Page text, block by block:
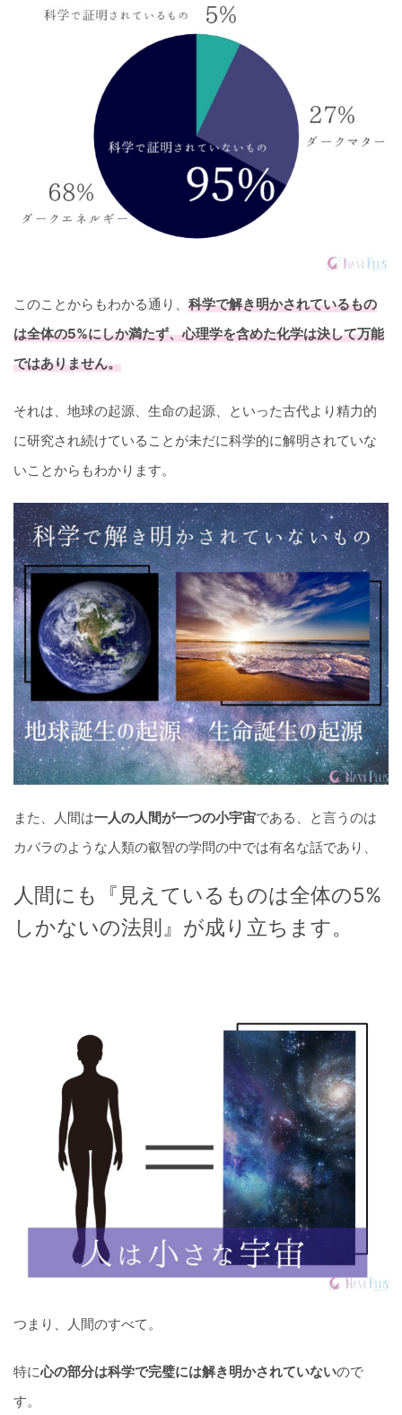
このことからもわかる通り、 科学で解き明かされているもの
は全体の5%にしか満たず、心理学を含めた化学は決して万能
ではありません。
それは、地球の起源、生命の起源、といった古代より精力的
に研究され続けていることが未だに科学的に解明されていな
いことからもわかります。
また、人間は一人の人間が一つの小宇宙である、と言うのは
カバラのような人類の叡智の学問の中では有名な話であり、
人間にも『見えているものは全体の5%
しかないの法則』が成り立ちます。
つまり、人間のすべて。
特に心の部分は科学で完璧には解き明かされていないので
す。